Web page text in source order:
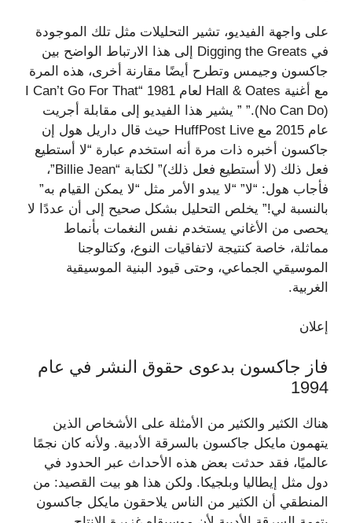
على واجهة الفيديو، تشير التحليلات مثل تلك الموجودة
في Digging the Greats إلى هذا الارتباط الواضح بين
جاكسون وجيمس وتطرح أيضًا مقارنة أخرى، هذه المرة
مع أغنية Hall & Oates لعام 1981 “I Can’t Go For That
(No Can Do).” ” يشير هذا الفيديو إلى مقابلة أجريت
عام 2015 مع HuffPost Live حيث قال داريل هول إن
جاكسون أخبره ذات مرة أنه استخدم عبارة “لا أستطيع
فعل ذلك (لا أستطيع فعل ذلك)” لكتابة “Billie Jean”،
فأجاب هول: “لا” “لا يبدو الأمر مثل “لا يمكن القيام به”
بالنسبة لي!” يخلص التحليل بشكل صحيح إلى أن عددًا لا
يحصى من الأغاني يستخدم نفس النغمات بأنماط
مماثلة، خاصة كنتيجة لاتفاقيات النوع، وكتالوجنا
الموسيقي الجماعي، وحتى قيود البنية الموسيقية
الغربية.
إعلان
فاز جاكسون بدعوى حقوق النشر في عام
1994
هناك الكثير والكثير من الأمثلة على الأشخاص الذين
يتهمون مايكل جاكسون بالسرقة الأدبية. ولأنه كان نجمًا
عالميًا، فقد حدثت بعض هذه الأحداث عبر الحدود في
دول مثل إيطاليا وبلجيكا. ولكن هذا هو بيت القصيد: من
المنطقي أن الكثير من الناس يلاحقون مايكل جاكسون